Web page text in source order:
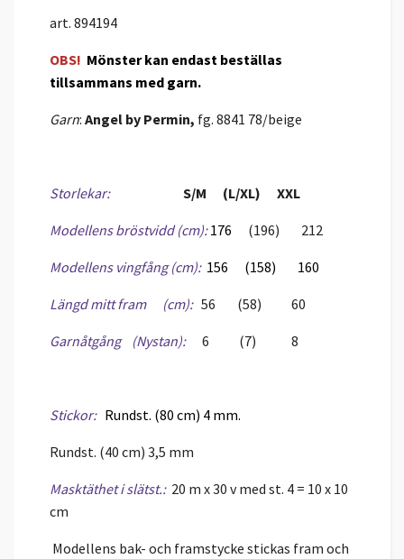
art. 894194
OBS! Mönster kan endast beställas
tillsammans med garn.
Garn: Angel by Permin, fg. 8841 78/beige
Storlekar: S/M (L/XL) XXL
Modellens bröstvidd (cm):176 (196) 212
Modellens vingfång (cm): 156 (158) 160
Längd mitt fram (cm): 56 (58) 60
Garnåtgång (Nystan): 6 (7) 8
Stickor: Rundst. (80 cm) 4 mm.
Rundst. (40 cm) 3,5 mm
Masktäthet i slätst.:20 m x 30 v med st. 4 = 10 x 10
cm
Modellens bak- och framstycke stickas fram och